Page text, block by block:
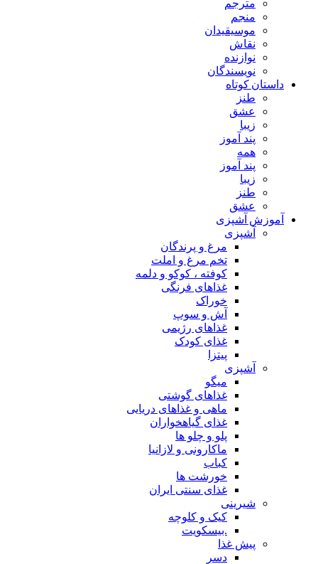
مترجم
منجم
موسیقیدان
نقاش
نوازنده
نویسندگان
داستان کوتاه
طنز
عشق
زیبا
پند آموز
همه
پند آموز
زیبا
طنز
عشق
آموزش آشپزی
آشپزی
مرغ و پرندگان
تخم مرغ و املت
کوفته ، کوکو و دلمه
غذاهای فرنگی
خوراک
آش و سوپ
غذاهای رژیمی
غذای کودک
پیتزا
آشپزی
میگو
غذاهای گوشتی
ماهی و غذاهای دریایی
غذای گیاهخواران
پلو و چلو ها
ماکارونی و لازانیا
کباب
خورشت ها
غذای سنتی ایران
شیرینی
کیک و کلوچه
.بیسکویت
پیش غذا
دسر